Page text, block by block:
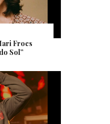
Froes
Sol”